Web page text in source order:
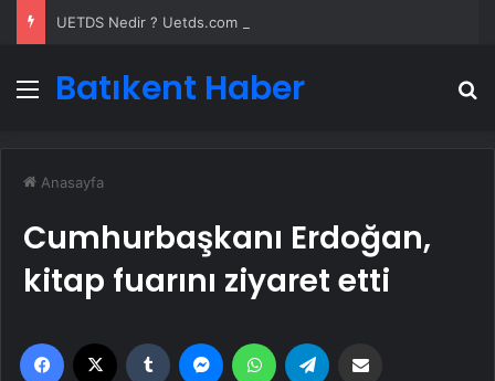
Menü
Batıkent Haber
Anasayfa
Cumhurbaşkanı Erdoğan,
kitap fuarını ziyaret etti
Facebook Tumblr MessengerWhatsApp